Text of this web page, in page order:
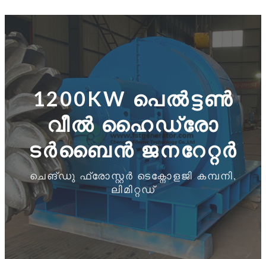
1200KW പെൽട്ടൺ
വീൽ ഹൈഡ്രോ
ടർബൈൻ ജനറേറ്റർ
ചെങ്ഡു ഫ്രോസ്റ്റർ ടെക്നോളജി കമ്പനി,
ലിമിറ്റഡ്